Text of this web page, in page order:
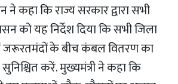
ने कहा कि राज्य सरकार द्वारा सभी
को यह निर्देश दिया कि सभी जिला
के बीच कंबल वितरण का
करें. मुख्यमंत्री ने कहा कि